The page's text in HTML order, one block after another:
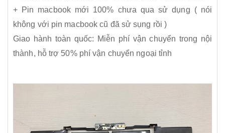
+ Pin macbook mới 100% chưa qua sử dụng ( nói
không với pin macbook cũ đã sử sụng rồi )
Giao hành toàn quốc: Miễn phí vận chuyển trong nội
thành, hỗ trợ 50% phí vận chuyển ngoại tỉnh